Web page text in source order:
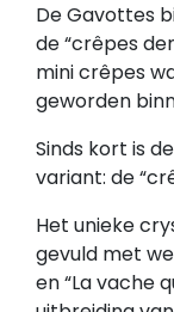
De Gavottes
de “crêpes
mini crêpes
geworden
Sinds kort is
variant: de
Het unieke
gevuld met
en “La vache